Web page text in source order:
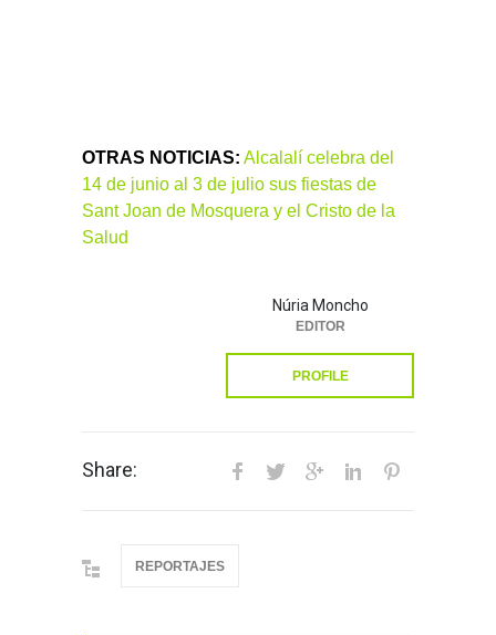
OTRAS NOTICIAS: Alcalalí celebra del
14 de junio al 3 de julio sus fiestas de
Sant Joan de Mosquera y el Cristo de la
Salud
Núria Moncho
EDITOR
PROFILE
Share:
REPORTAJES